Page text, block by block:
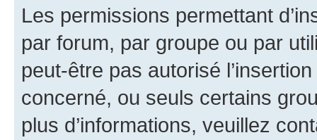
Les permissions permettant
par forum, par groupe ou par
peut-être pas autorisé
concerné, ou seuls certains
plus d’informations, veuillez